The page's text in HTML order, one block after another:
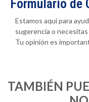
Formulario de
Estamos aquí para
sugerencia o
Tu opinión es
TAMBIÉN